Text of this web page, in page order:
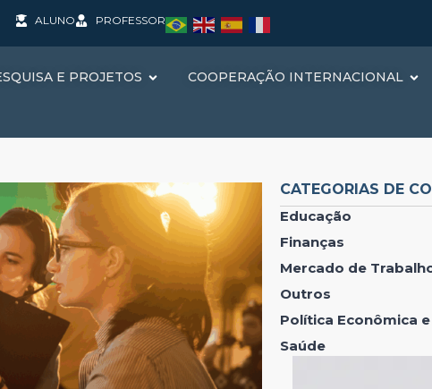
ALUNO PROFESSOR
E PROJETOS COOPERAÇÃO INTERNACIONAL
CATEGORIAS DE
Educação
Finanças
Mercado de
Outros
Política Econômica
Saúde